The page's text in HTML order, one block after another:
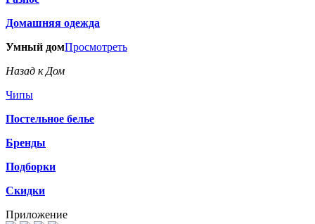
Домашняя одежда
Умный домПросмотреть
Назад к Дом
Чипы
Постельное белье
Бренды
Подборки
Скидки
Приложение